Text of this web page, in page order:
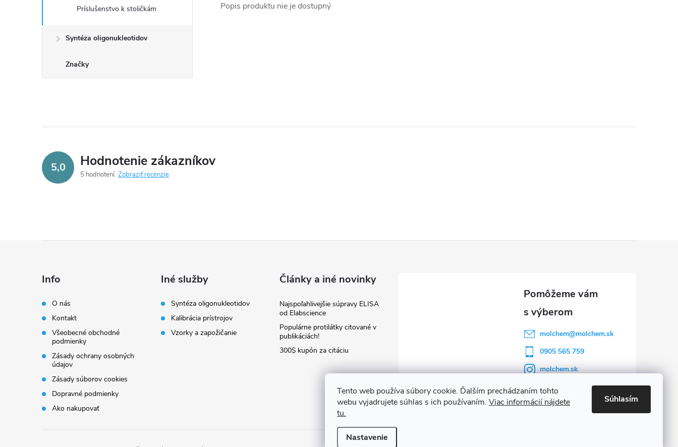
Tento web používa súbory cookie. Ďalším prechádzaním tohto
webu vyjadrujete súhlas s ich používaním. Viac informácií nájdete
tu.
Nastavenie
Súhlasím
Príslušenstvo k stoličkám
Syntéza oligonukleotidov
Značky
Popis produktu nie je dostupný
5,0 Hodnotenie zákazníkov
5 hodnotení Zobraziť recenzie
Info
O nás
Kontakt
Všeobecné obchodné
podmienky
Zásady ochrany osobných
údajov
Zásady súborov cookies
Dopravné podmienky
Ako nakupovať
Iné služby
Syntéza oligonukleotidov
Kalibrácia prístrojov
Vzorky a zapožičanie
Články a iné novinky
Najspoľahlivejšie súpravy ELISA
od Elabscience
Populárne protilátky citované v
publikáciách!
300$ kupón za citáciu
molchem@molchem.sk
0905 565 759
molchem.sk
YouTube